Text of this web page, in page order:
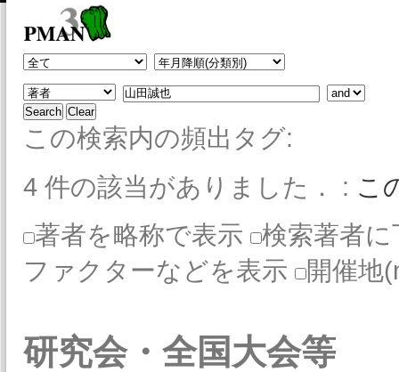
この検索内の頻出タグ:
4 件の該当がありました． : こ
著者を略称で表示
検索著者に
ファクターなどを表示
開催地
研究会・全国大会等